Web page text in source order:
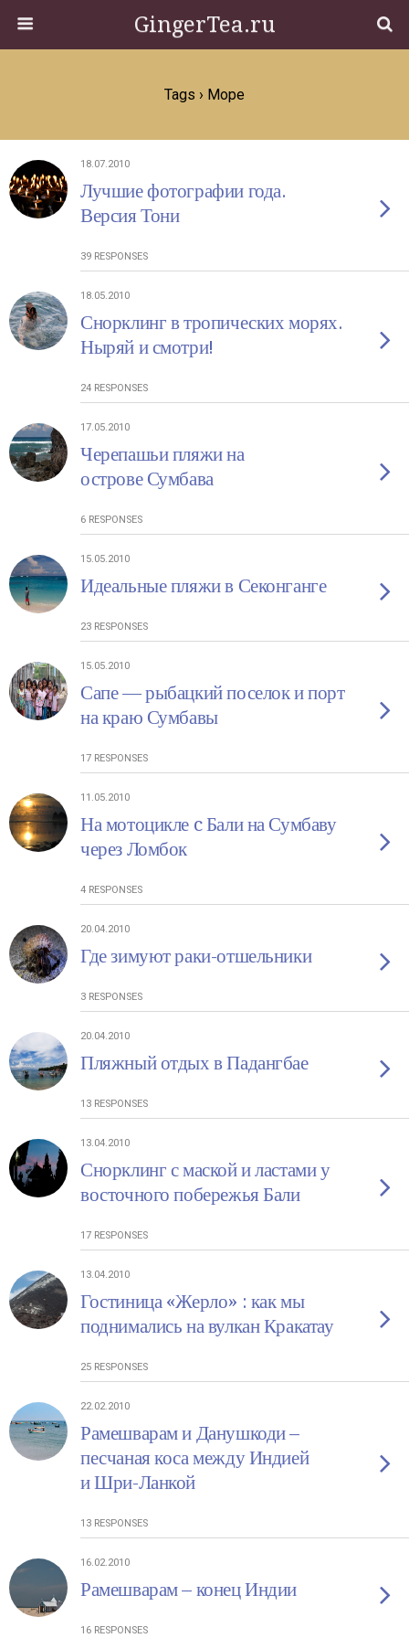
GingerTea.ru
Tags › Море
18.07.2010
Лучшие фотографии года.
Версия Тони
39 RESPONSES
18.05.2010
Снорклинг в тропических морях.
Ныряй и смотри!
24 RESPONSES
17.05.2010
Черепашьи пляжи на
острове Сумбава
6 RESPONSES
15.05.2010
Идеальные пляжи в Секонганге
23 RESPONSES
15.05.2010
Сапе — рыбацкий поселок и порт
на краю Сумбавы
17 RESPONSES
11.05.2010
На мотоцикле c Бали на Сумбаву
через Ломбок
4 RESPONSES
20.04.2010
Где зимуют раки-отшельники
3 RESPONSES
20.04.2010
Пляжный отдых в Падангбае
13 RESPONSES
13.04.2010
Снорклинг с маской и ластами у
восточного побережья Бали
17 RESPONSES
13.04.2010
Гостиница «Жерло» : как мы
поднимались на вулкан Кракатау
25 RESPONSES
22.02.2010
Рамешварам и Данушкоди –
песчаная коса между Индией
и Шри-Ланкой
13 RESPONSES
16.02.2010
Рамешварам – конец Индии
16 RESPONSES